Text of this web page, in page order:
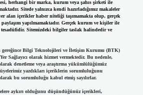
herhangi bir marka, kurum veya şahıs şirketi ile
Sitede yalnızca kendi hazırladığımız makaleler
alan içerikler haber niteliği taşımamakta olup, gerçek
yapılmamaktadır. Gerçek kurum ve kişiler ile
Sitemizdeki bilgiler taslak halindedir ve
gereğince Bilgi Teknolojileri ve İletişim Kurumu (BTK)
Sağlayıcı olarak hizmet vermektedir. Bu nedenle,
denetleme veya araştırma yükümlülüğümüz
yazdıkları içeriklerin sorumluluğunu
bu sorumluluğu kabul etmiş sayılırlar.
aykırı olduğunu düşündüğünüz içerikleri,